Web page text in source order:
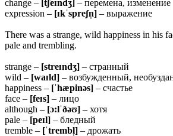
change – [tʃeɪndʒ] – перемена, изменение
expression – [ɪkˈspreʃn̩] – выражение
There was a strange, wild happiness in his
pale and trembling.
strange – [streɪndʒ] – странный
wild – [waɪld] – возбужденный,
happiness – [ˈhæpinəs] – счастье
face – [feɪs] – лицо
although – [ɔ:lˈðəʊ] – хотя
pale – [peɪl] – бледный
tremble – [ˈtrembl̩] – дрожать